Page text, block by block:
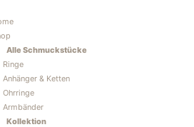
Inhalt
springen
Alle Schmuckstücke
Ringe
Anhänger & Ketten
Ohrringe
Armbänder
Kollektion